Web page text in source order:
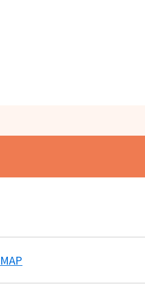
MAP